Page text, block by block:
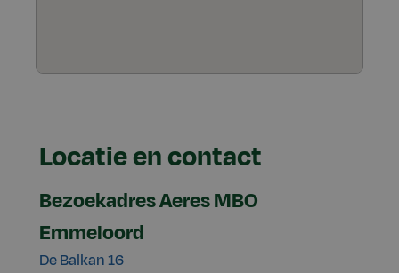
Locatie en contact
Bezoekadres Aeres MBO
Emmeloord
De Balkan 16